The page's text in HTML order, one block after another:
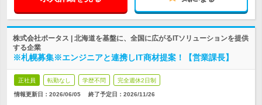
株式会社ポータス | 北海道を基盤に、全国に広がるITソリューションを提供
する企業
※札幌募集※エンジニアと連携しIT商材提案！【営業課長】
正社員 転勤なし 学歴不問 完全週休2日制
情報更新日：2026/06/05 終了予定日： 2026/11/26